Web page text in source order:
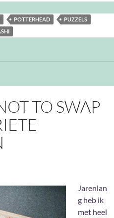
POTTERHEAD
PUZZELS
TO SWAP
Jarenlan
g heb ik
met heel